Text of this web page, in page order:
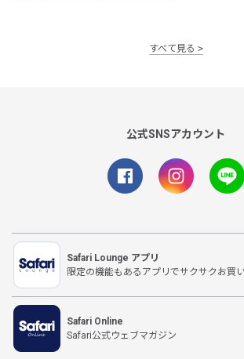
すべて見る
公式SNSアカウント
Safari Lounge アプリ
限定の機能もあるアプリでサクサクお買
Safari Online
Safari公式ウェブマガジン